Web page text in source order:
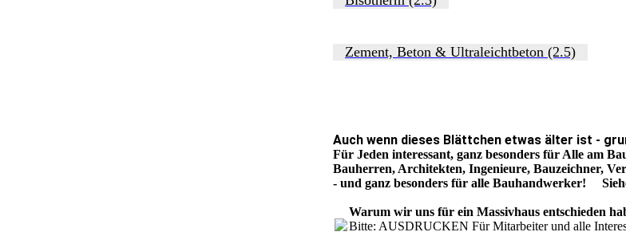
Zement, Beton & Ultraleichtbeton (2.5)
Auch wenn dieses Blättchen etwas älter ist -
Für Jeden interessant, ganz besonders für Alle am
Bauherren, Architekten, Ingenieure, Bauzeichner,
- und ganz besonders für alle Bauhandwerker!
Warum wir uns für ein Massivhaus entschieden
Bitte: AUSDRUCKEN Für Mitarbeiter und alle